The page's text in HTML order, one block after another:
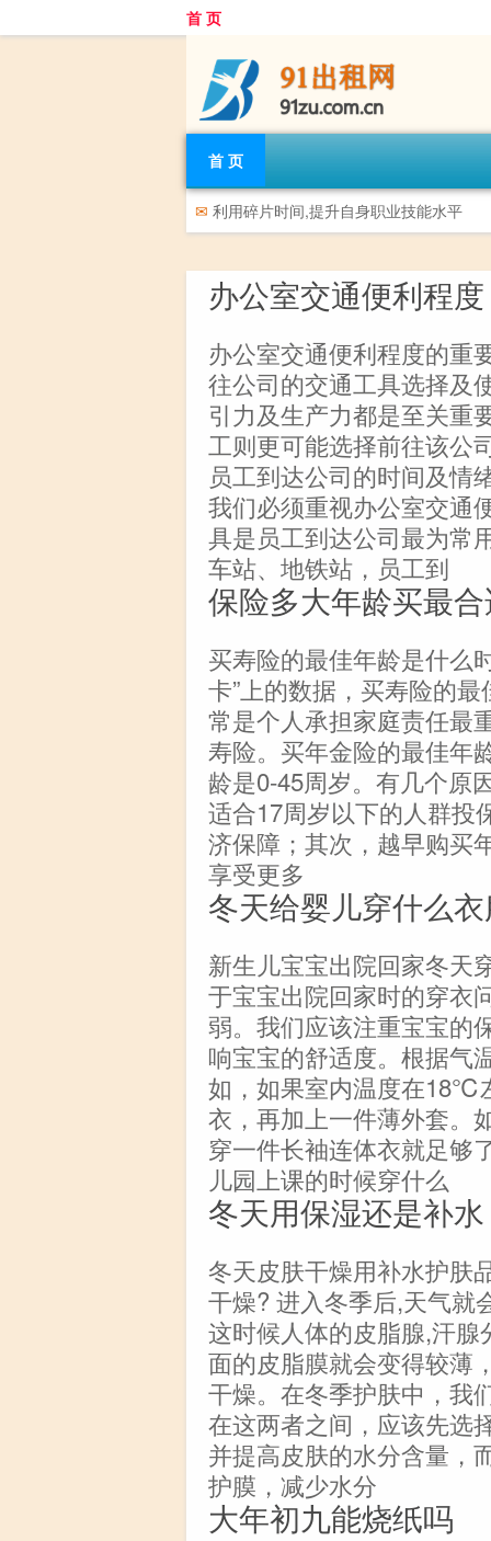
首 页
首 页
✉ 利用碎片时间,提升自身职业技能水平
办公室交通便利程度
办公室交通便利程度的重
往公司的交通工具选择及
引力及生产力都是至关重
工则更可能选择前往该公
员工到达公司的时间及情
我们必须重视办公室交通
具是员工到达公司最为常
车站、地铁站，员工到
保险多大年龄买最
买寿险的最佳年龄是什么
卡”上的数据，买寿险的
常是个人承担家庭责任最
寿险。买年金险的最佳年
龄是0-45周岁。有几个原
适合17周岁以下的人群投
济保障；其次，越早购买
享受更多
冬天给婴儿穿什么
新生儿宝宝出院回家冬天
于宝宝出院回家时的穿衣
弱。我们应该注重宝宝的
响宝宝的舒适度。根据气
如，如果室内温度在18℃
衣，再加上一件薄外套
穿一件长袖连体衣就足够
儿园上课的时候穿什么
冬天用保湿还是补水
冬天皮肤干燥用补水护肤
干燥? 进入冬季后,天气就
这时候人体的皮脂腺,汗
面的皮脂膜就会变得较薄
干燥。在冬季护肤中，我
在这两者之间，应该先选
并提高皮肤的水分含量，
护膜，减少水分
大年初九能烧纸吗